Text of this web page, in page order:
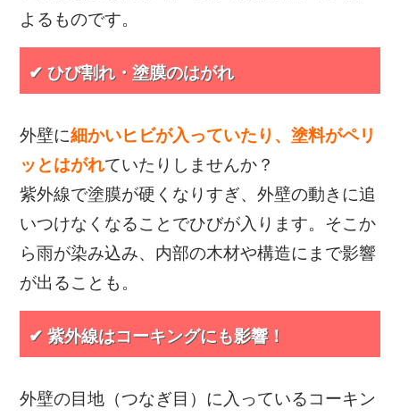
よるものです。
✔ ひび割れ・塗膜のはがれ
外壁に細かいヒビが入っていたり、塗料がペリ
ッとはがれていたりしませんか？
紫外線で塗膜が硬くなりすぎ、外壁の動きに追
いつけなくなることでひびが入ります。そこか
ら雨が染み込み、内部の木材や構造にまで影響
が出ることも。
✔ 紫外線はコーキングにも影響！
外壁の目地（つなぎ目）に入っているコーキン